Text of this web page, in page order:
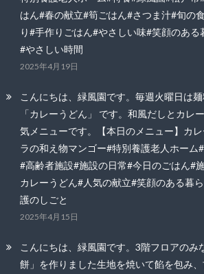
はん#春の献立#筍ごはん#さつま汁#旬の
り#手作りごはん#やさしい味#笑顔のある
#やさしい時間
2025年4月19日
こんにちは、緑風園です。毎週火曜日は
「カレーうどん」 です。和風だしとカレ
気メニューです。【本日のメニュー】カ
ラの和え物マンゴー#特別養護老人ホーム
#高齢者施設#施設の日常#今日のごはん#
カレーうどん#人気の献立#笑顔のある暮
護のしごと
2025年4月15日
こんにちは、緑風園です。3階フロアのみ
餅」を作りました生地を焼いて餡を包み